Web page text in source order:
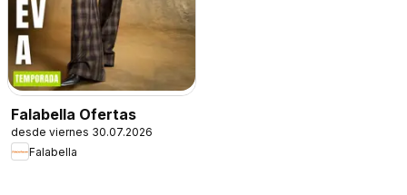
Falabella Ofertas
desde viernes 30.07.2026
Falabella